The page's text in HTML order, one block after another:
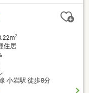
とは可能です・住宅
せください【生活環
宅街として知られ、
す
2
住居
小岩駅 徒歩8分